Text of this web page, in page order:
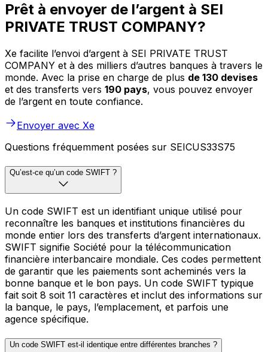
Prêt à envoyer de l’argent à SEI
PRIVATE TRUST COMPANY?
Xe facilite l’envoi d’argent à SEI PRIVATE TRUST
COMPANY et à des milliers d’autres banques à travers le
monde. Avec la prise en charge de plus de 130 devises
et des transferts vers 190 pays, vous pouvez envoyer
de l’argent en toute confiance.
Envoyer avec Xe
Questions fréquemment posées sur SEICUS33S75
Qu’est-ce qu’un code SWIFT ?
Un code SWIFT est un identifiant unique utilisé pour
reconnaître les banques et institutions financières du
monde entier lors des transferts d’argent internationaux.
SWIFT signifie Société pour la télécommunication
financière interbancaire mondiale. Ces codes permettent
de garantir que les paiements sont acheminés vers la
bonne banque et le bon pays. Un code SWIFT typique
fait soit 8 soit 11 caractères et inclut des informations sur
la banque, le pays, l’emplacement, et parfois une
agence spécifique.
Un code SWIFT est-il identique entre différentes branches ?